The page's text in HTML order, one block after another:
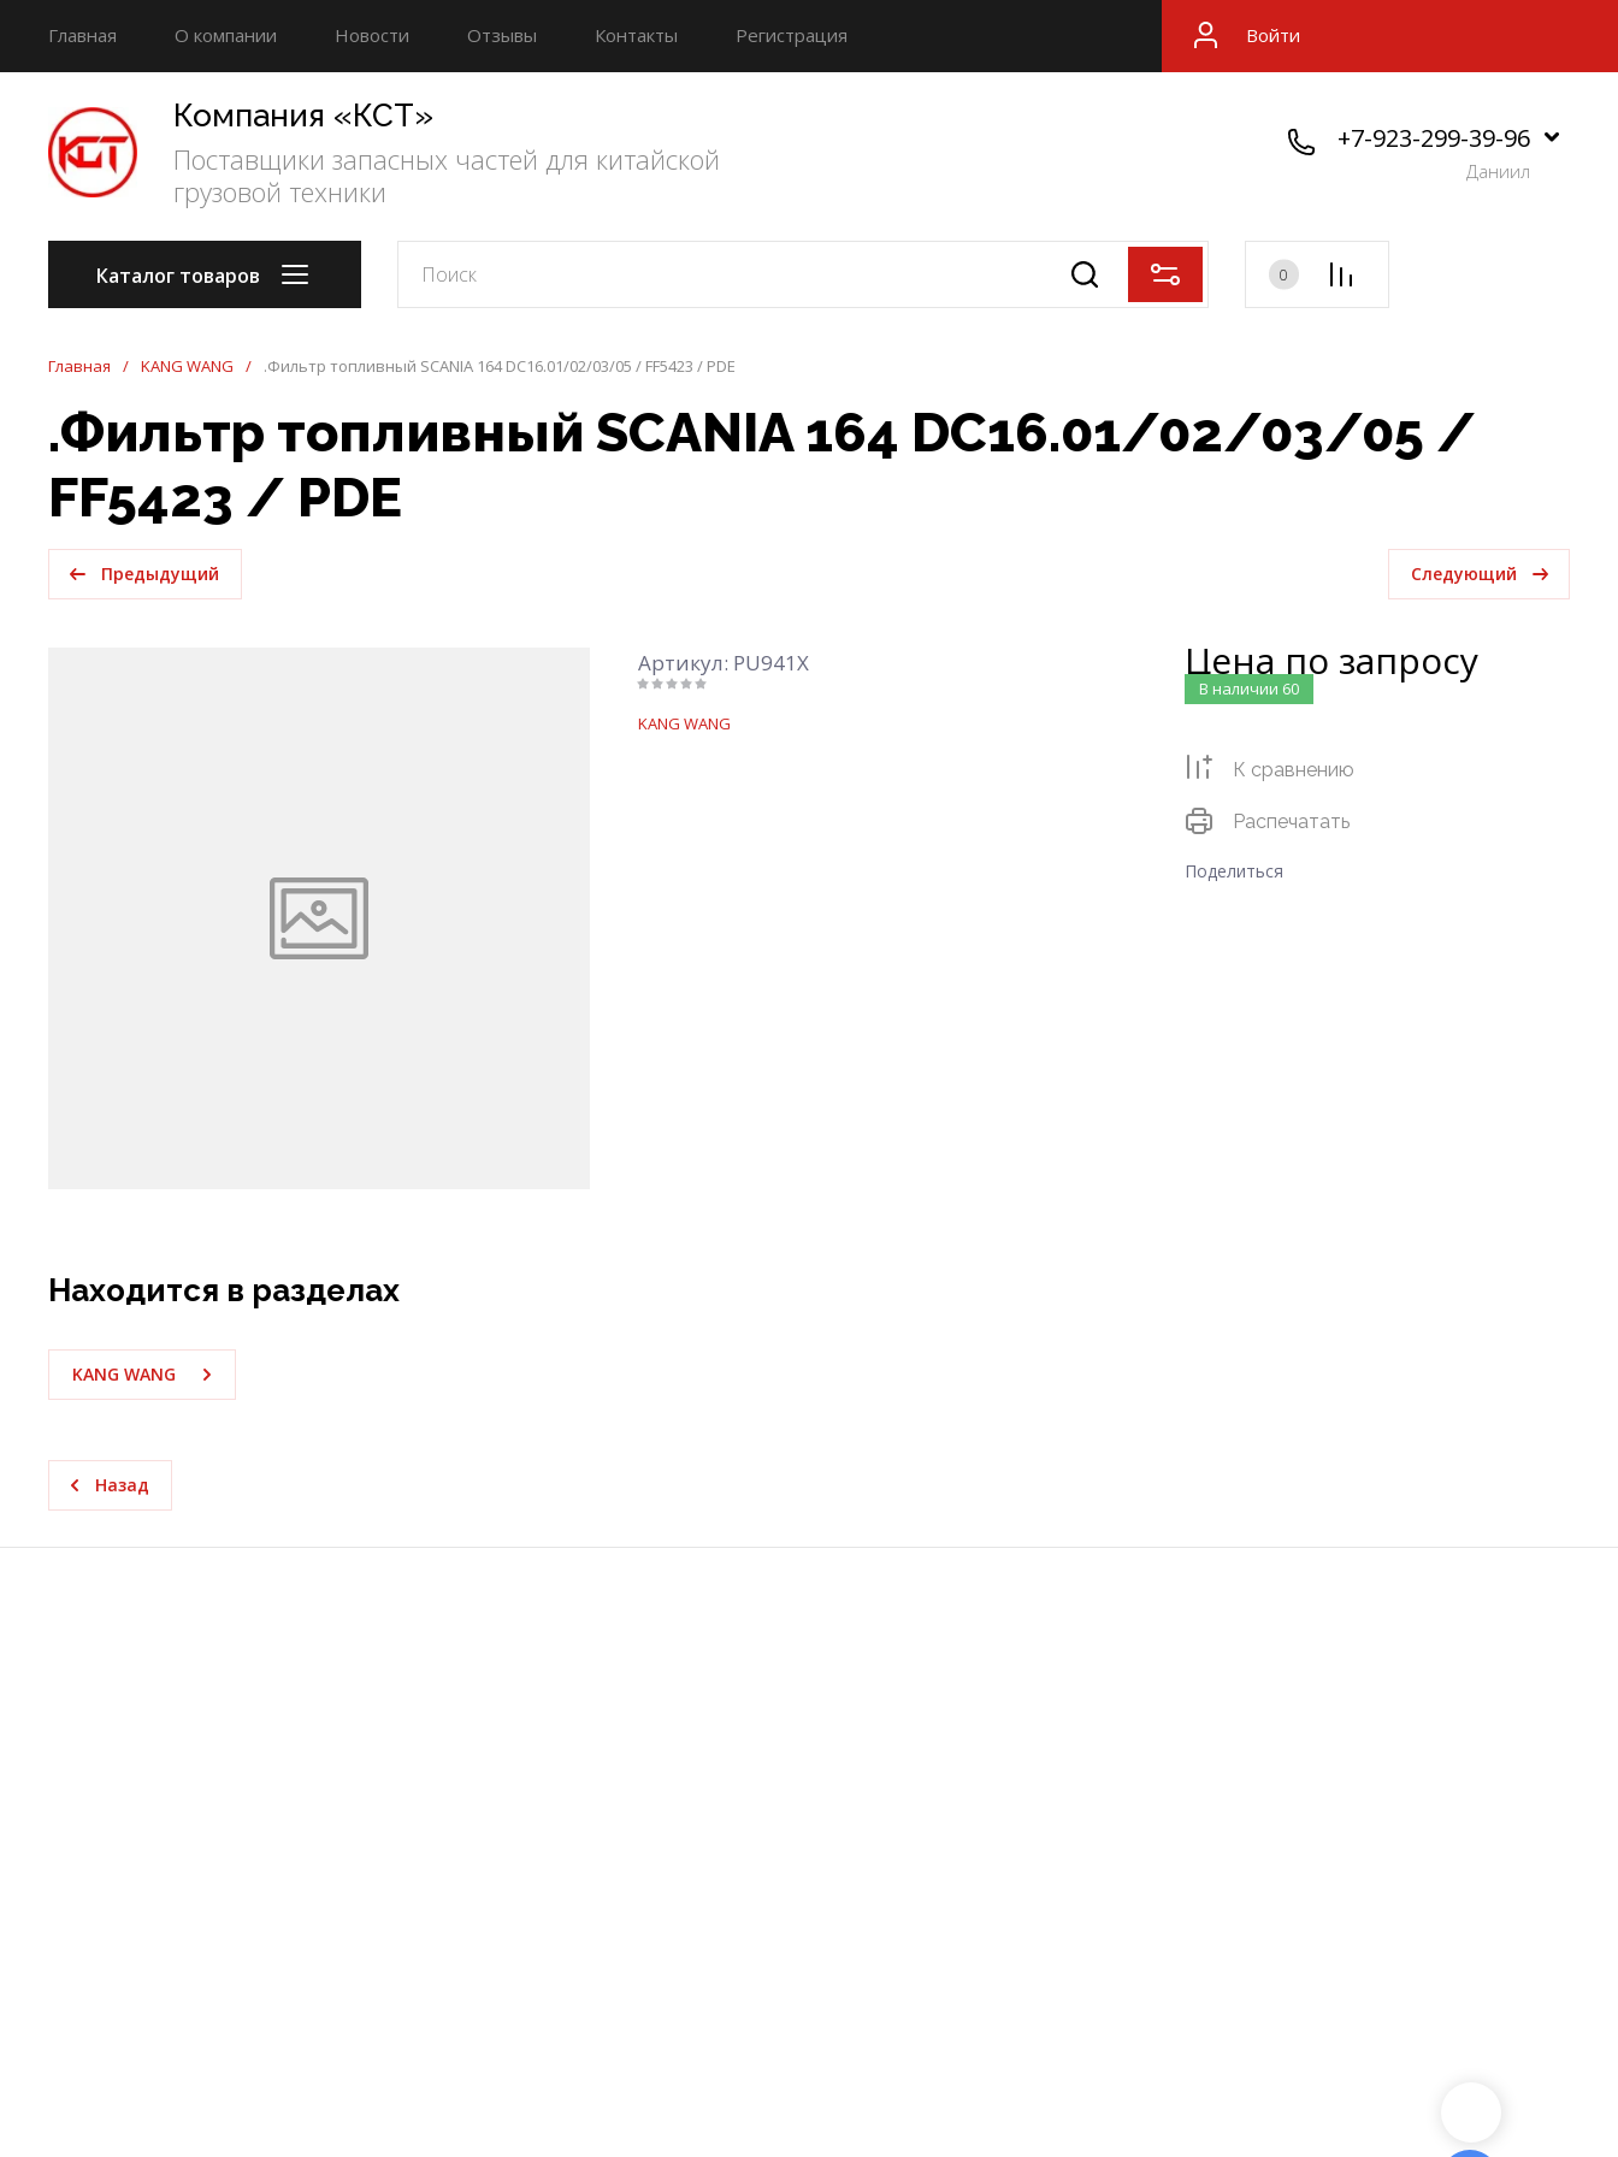
Главная О компании Новости Отзывы Контакты Регистрация
Политика конфиденциальности
Войти
Компания «КСТ»
Поставщики запасных частей для китайской
грузовой техники
+7-923-299-39-96
Даниил
Каталог товаров 0
Главная / KANG WANG / .Фильтр топливный SCANIA 164 DC16.01/02/03/05 / FF5423 / PDE
.Фильтр топливный SCANIA 164 DC16.01/02/03/05 /
FF5423 / PDE
Предыдущий Следующий
Артикул: PU941X
KANG WANG
В наличии 60
Цена по запросу
К сравнению
Поделиться
Распечатать
Находится в разделах
KANG WANG
Назад